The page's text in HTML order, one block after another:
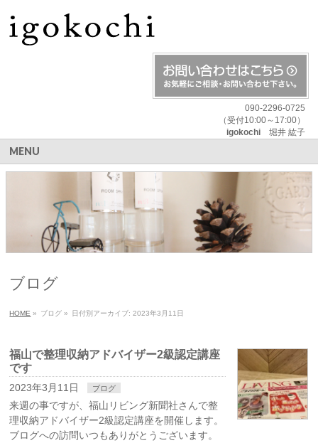
090-2296-0725
（受付10:00～17:00）
igokochi堀井 紘子
MENU
ブログ
HOME » ブログ » 日付別アーカイブ: 2023年3月11日
福山で整理収納アドバイザー2級認定講座
です
2023年3月11日 ブログ
来週の事ですが、福山リビング新聞社さんで整
理収納アドバイザー2級認定講座を開催します。
ブログへの訪問いつもありがとうございます。